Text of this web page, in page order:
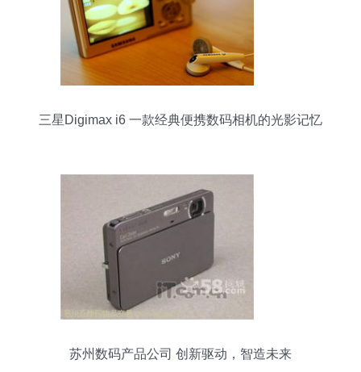
三星Digimax i6 一款经典便携数码相机的光影记忆
苏州数码产品公司 创新驱动，智造未来